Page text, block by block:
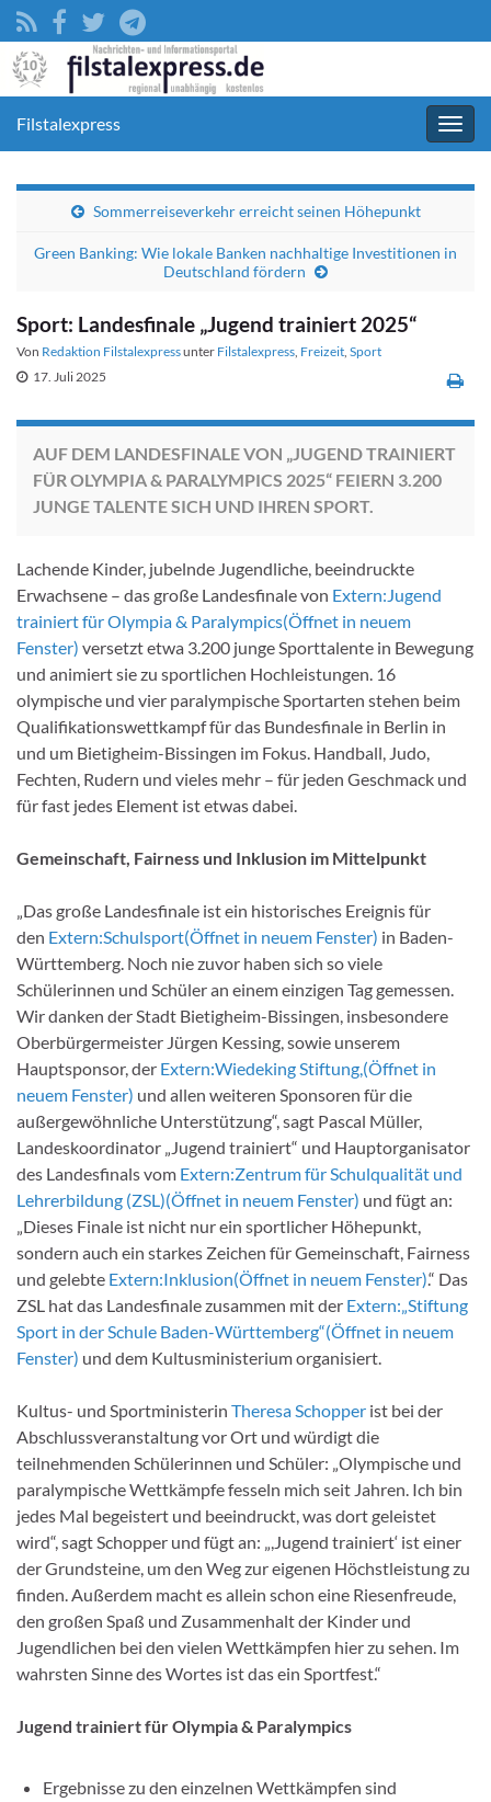
Filstalexpress
Sommerreiseverkehr erreicht seinen Höhepunkt
Green Banking: Wie lokale Banken nachhaltige Investitionen in
Deutschland fördern
Sport: Landesfinale „Jugend trainiert 2025“
Von Redaktion Filstalexpressunter Filstalexpress, Freizeit, Sport
17. Juli 2025
AUF DEM LANDESFINALE VON „JUGEND TRAINIERT
FÜR OLYMPIA & PARALYMPICS 2025“ FEIERN 3.200
JUNGE TALENTE SICH UND IHREN SPORT.
Lachende Kinder, jubelnde Jugendliche, beeindruckte
Erwachsene – das große Landesfinale von Extern:Jugend
trainiert für Olympia & Paralympics(Öffnet in neuem
Fenster) versetzt etwa 3.200 junge Sporttalente in Bewegung
und animiert sie zu sportlichen Hochleistungen. 16
olympische und vier paralympische Sportarten stehen beim
Qualifikationswettkampf für das Bundesfinale in Berlin in
und um Bietigheim-Bissingen im Fokus. Handball, Judo,
Fechten, Rudern und vieles mehr – für jeden Geschmack und
für fast jedes Element ist etwas dabei.
Gemeinschaft, Fairness und Inklusion im Mittelpunkt
„Das große Landesfinale ist ein historisches Ereignis für
den Extern:Schulsport(Öffnet in neuem Fenster) in Baden-
Württemberg. Noch nie zuvor haben sich so viele
Schülerinnen und Schüler an einem einzigen Tag gemessen.
Wir danken der Stadt Bietigheim-Bissingen, insbesondere
Oberbürgermeister Jürgen Kessing, sowie unserem
Hauptsponsor, der Extern:Wiedeking Stiftung,(Öffnet in
neuem Fenster) und allen weiteren Sponsoren für die
außergewöhnliche Unterstützung“, sagt Pascal Müller,
Landeskoordinator „Jugend trainiert“ und Hauptorganisator
des Landesfinals vom Extern:Zentrum für Schulqualität und
Lehrerbildung (ZSL)(Öffnet in neuem Fenster) und fügt an:
„Dieses Finale ist nicht nur ein sportlicher Höhepunkt,
sondern auch ein starkes Zeichen für Gemeinschaft, Fairness
und gelebte Extern:Inklusion(Öffnet in neuem Fenster).“ Das
ZSL hat das Landesfinale zusammen mit der Extern:„Stiftung
Sport in der Schule Baden-Württemberg“(Öffnet in neuem
Fenster) und dem Kultusministerium organisiert.
Kultus- und Sportministerin Theresa Schopper ist bei der
Abschlussveranstaltung vor Ort und würdigt die
teilnehmenden Schülerinnen und Schüler: „Olympische und
paralympische Wettkämpfe fesseln mich seit Jahren. Ich bin
jedes Mal begeistert und beeindruckt, was dort geleistet
wird“, sagt Schopper und fügt an: „,Jugend trainiert‘ ist einer
der Grundsteine, um den Weg zur eigenen Höchstleistung zu
finden. Außerdem macht es allein schon eine Riesenfreude,
den großen Spaß und Zusammenhalt der Kinder und
Jugendlichen bei den vielen Wettkämpfen hier zu sehen. Im
wahrsten Sinne des Wortes ist das ein Sportfest.“
Jugend trainiert für Olympia & Paralympics
Ergebnisse zu den einzelnen Wettkämpfen sind